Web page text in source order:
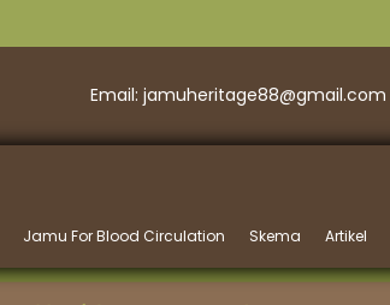
Email: jamuheritage88@gmail.com
Jamu For Blood Circulation Skema Artikel